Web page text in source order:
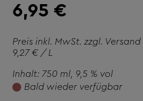
6,95 €
Preis inkl. MwSt. zzgl. Versand
9,27 € / L
Inhalt: 750 ml , 9,5 % vol
Bald wieder verfügbar